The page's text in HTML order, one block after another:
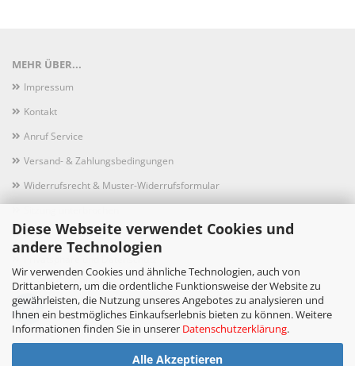
Diese Webseite verwendet Cookies und
andere Technologien
Wir verwenden Cookies und ähnliche Technologien, auch von
Drittanbietern, um die ordentliche Funktionsweise der Website zu
gewährleisten, die Nutzung unseres Angebotes zu analysieren und
Ihnen ein bestmögliches Einkaufserlebnis bieten zu können. Weitere
Informationen finden Sie in unserer Datenschutzerklärung.
Alle Akzeptieren
MEHR ÜBER...
Impressum
Kontakt
Anruf Service
Versand- & Zahlungsbedingungen
Widerrufsrecht & Muster-Widerrufsformular
AGB
Privatsphäre und Datenschutz
Cookie Einstellungen